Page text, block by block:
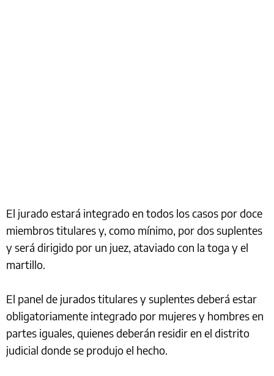
El jurado estará integrado en todos los casos por doce
miembros titulares y, como mínimo, por dos suplentes
y será dirigido por un juez, ataviado con la toga y el
martillo.
El panel de jurados titulares y suplentes deberá estar
obligatoriamente integrado por mujeres y hombres en
partes iguales, quienes deberán residir en el distrito
judicial donde se produjo el hecho.